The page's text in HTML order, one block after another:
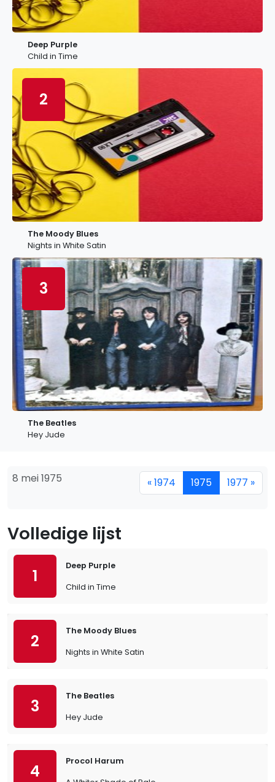
Deep Purple
Child in Time
2
The Moody Blues
Nights in White Satin
3
The Beatles
Hey Jude
8 mei 1975 « 1974 1975 1977 »
Volledige lijst
1
Deep Purple
Child in Time
2
The Moody Blues
Nights in White Satin
3
The Beatles
Hey Jude
4
Procol Harum